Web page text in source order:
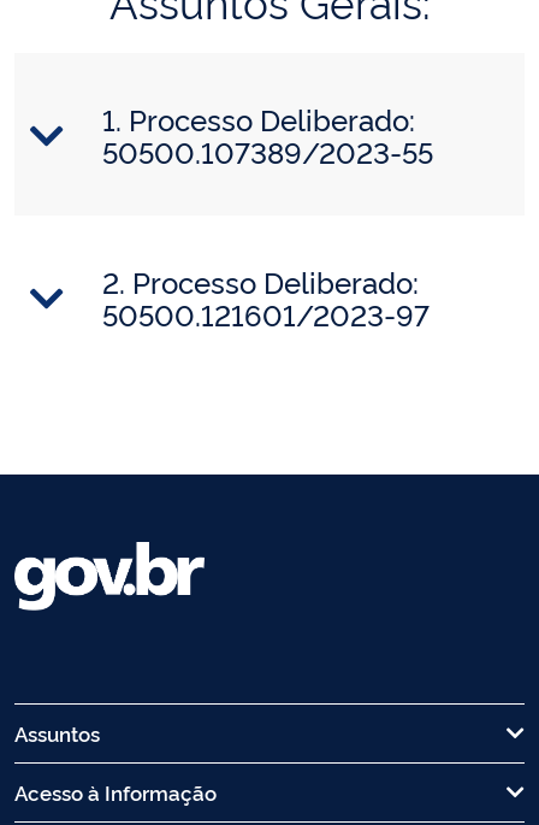
1. Processo Deliberado:
50500.107389/2023-55
2. Processo Deliberado:
50500.121601/2023-97
Assuntos
Acesso à Informação